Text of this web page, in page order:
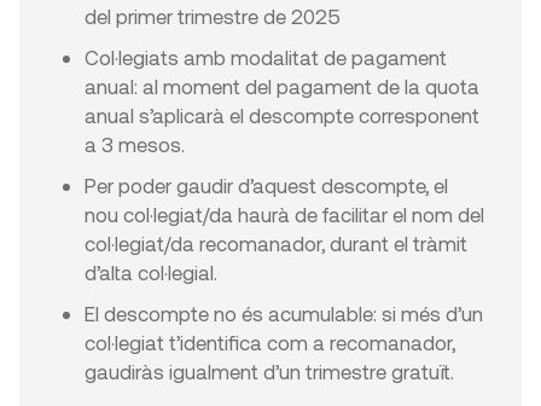
del primer trimestre de 2025
Col·legiats amb modalitat de pagament
anual: al moment del pagament de la quota
anual s’aplicarà el descompte corresponent
a 3 mesos.
Per poder gaudir d’aquest descompte, el
nou col·legiat/da haurà de facilitar el nom del
col·legiat/da recomanador, durant el tràmit
d’alta col·legial.
El descompte no és acumulable: si més d’un
col·legiat t’identifica com a recomanador,
gaudiràs igualment d’un trimestre gratuït.